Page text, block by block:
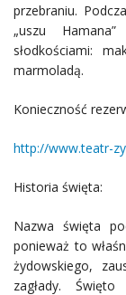
przebraniu.
„uszu
słodkościami:
marmoladą.
Konieczność
http://www.teatr-
Historia święta:
Nazwa święta
ponieważ to
żydowskiego,
zagłady.